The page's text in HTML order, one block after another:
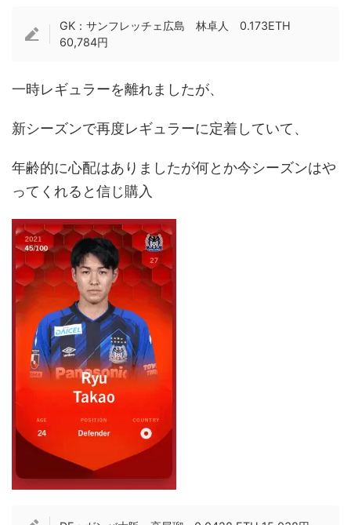
GK：サンフレッチェ広島 林卓人 0.173ETH
60,784円
一時レギュラーを離れましたが、
新シーズンで再度レギュラーに定着していて、
年齢的に心配はありましたが何とか今シーズンはや
ってくれると信じ購入